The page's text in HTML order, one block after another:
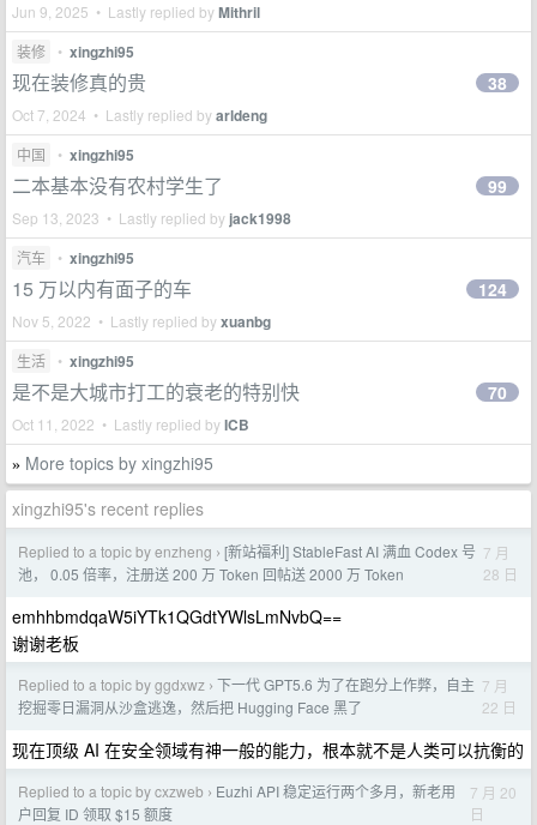
Jun 9, 2025 • Lastly replied byMithril
装修 • xingzhi95
现在装修真的贵
Oct 7, 2024 • Lastly replied byarldeng
38
中国 • xingzhi95
二本基本没有农村学生了
Sep 13, 2023 • Lastly replied by jack1998
99
汽车 • xingzhi95
15 万以内有面子的车
Nov 5, 2022 • Lastly replied byxuanbg
124
生活 • xingzhi95
是不是大城市打工的衰老的特别快
Oct 11, 2022 • Lastly replied byICB
70
» More topics by xingzhi95
xingzhi95's recent replies
Replied to a topic by enzheng › [新站福利] StableFast AI 满血 Codex 号
池， 0.05 倍率，注册送 200 万 Token 回帖送 2000 万 Token
7 月
28 日
emhhbmdqaW5iYTk1QGdtYWlsLmNvbQ==
谢谢老板
Replied to a topic by ggdxwz › 下一代 GPT5.6 为了在跑分上作弊，自主
挖掘零日漏洞从沙盒逃逸，然后把 Hugging Face 黑了
7 月
22 日
现在顶级 AI 在安全领域有神一般的能力，根本就不是人类可以抗衡的
Replied to a topic by cxzweb › Euzhi API 稳定运行两个多月，新老用
户回复 ID 领取 $15 额度
7 月 20
日